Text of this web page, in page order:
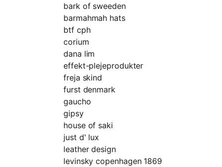
bark of sweeden
barmahmah hats
btf cph
corium
dana lim
effekt-plejeprodukter
freja skind
furst denmark
gaucho
gipsy
house of saki
just d' lux
leather design
levinsky copenhagen 1869